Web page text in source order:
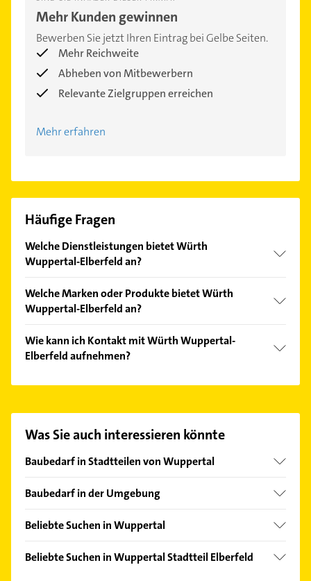
Mehr Kunden gewinnen
Bewerben Sie jetzt Ihren Eintrag bei Gelbe Seiten.
Mehr Reichweite
Abheben von Mitbewerbern
Relevante Zielgruppen erreichen
Mehr erfahren
Häufige Fragen
Welche Dienstleistungen bietet Würth
Wuppertal-Elberfeld an?
Warm- und Kaltgetränke, Retoure, Bonusheft,
Reparaturservice und Click & Collect.
Welche Marken oder Produkte bietet Würth
Wuppertal-Elberfeld an?
MODYF, ZEBRA und ORSY.
Wie kann ich Kontakt mit Würth Wuppertal-
Elberfeld aufnehmen?
finden Sie alleKontaktdaten.
Was Sie auch interessieren könnte
Baubedarf in Stadtteilen von Wuppertal
Barmen
Langerfeld
Vohwinkel
Baubedarf in der Umgebung
Velbert
Solingen
Beliebte Suchen in Wuppertal
Schreiner
Beliebte Suchen in Wuppertal Stadtteil Elberfeld